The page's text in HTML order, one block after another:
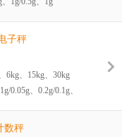
签打印
03E/JS-06E/JS-
子秤
6kg、15kg、30kg
0.05g、0.2g/0.1g、
背光
数秤